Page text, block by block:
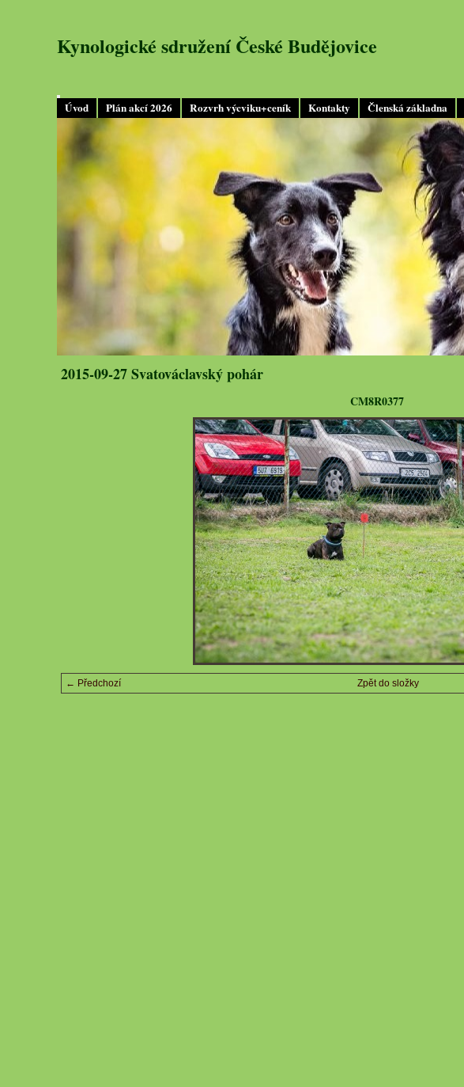
Úvod Plán akcí 2026 Rozvrh výcviku+ceník Kontakty Členská základna
Kynologické sdružení České Budějovice
2015-09-27 Svatováclavský pohár
CM8R0377
← Předchozí Zpět do složky